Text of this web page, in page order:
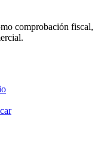
comprobación fiscal,